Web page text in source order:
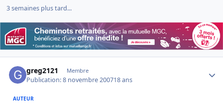
3 semaines plus tard...
greg2121 Membre
Publication:8 novembre 200718 ans
AUTEUR